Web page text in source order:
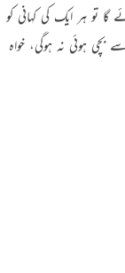
تو ہر ایک کی کہانی کو
ہوئی نہ ہوگی، خواہ